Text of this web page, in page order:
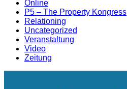
Online
P5 – The Property Kongress
Relationing
Uncategorized
Veranstaltung
Video
Zeitung